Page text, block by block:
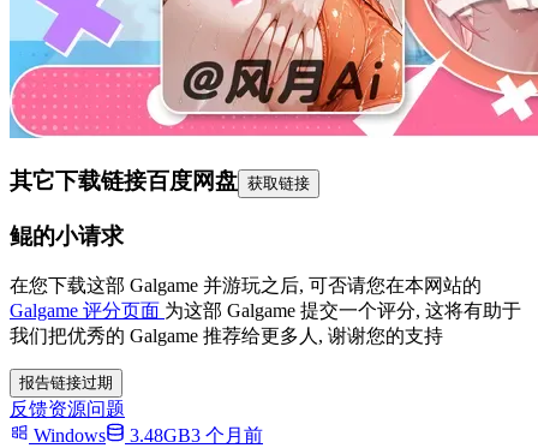
其它下载链接百度网盘 获取链接
鲲的小请求
在您下载这部 Galgame 并游玩之后, 可否请您在本网站的
Galgame 评分页面 为这部 Galgame 提交一个评分, 这将有助于
我们把优秀的 Galgame 推荐给更多人, 谢谢您的支持
报告链接过期
反馈资源问题
Windows
3.48GB3 个月前